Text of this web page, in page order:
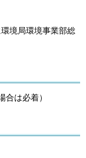
境局環境事業部総
は必着）